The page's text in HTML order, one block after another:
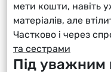
мети кошти, навіть
матеріалів, але
Частково і через
та сестрами
Під уважним